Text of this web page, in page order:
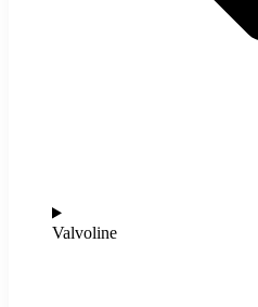
Valvoline